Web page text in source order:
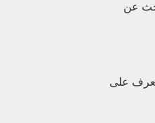
عن
على